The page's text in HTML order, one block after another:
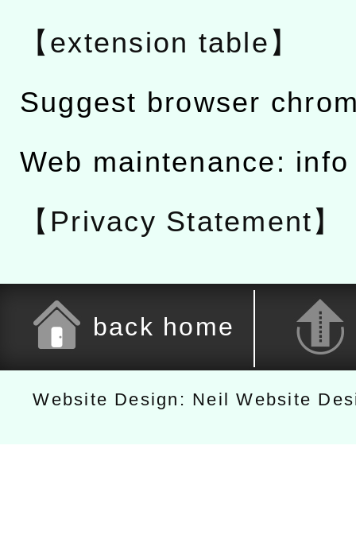
【extension table】
Suggest browser
Web maintenance:
【Privacy Statement】
back home
Website Design: Neil Website